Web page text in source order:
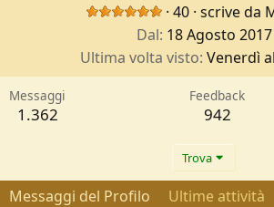
· 40 · scrive da
Dal 18 Agosto 2017
Ultima volta visto Venerdì
Messaggi
1.362
Feedback
942
Trova
Messaggi del Profilo Ultime attività